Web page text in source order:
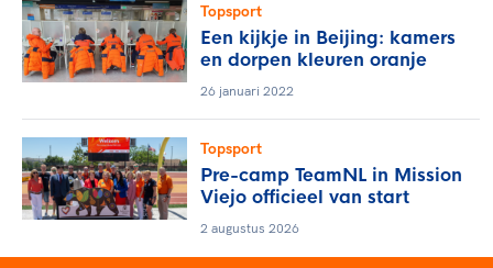
Topsport
Een kijkje in Beijing: kamers
en dorpen kleuren oranje
26 januari 2022
Topsport
Pre-camp TeamNL in Mission
Viejo officieel van start
2 augustus 2026